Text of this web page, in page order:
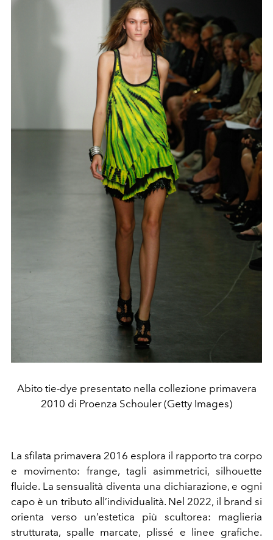
Abito tie-dye presentato nella collezione primavera
2010 di Proenza Schouler (Getty Images)
La sfilata primavera 2016 esplora il rapporto tra corpo
e movimento: frange, tagli asimmetrici, silhouette
fluide. La sensualità diventa una dichiarazione, e ogni
capo è un tributo all’individualità. Nel 2022, il brand si
orienta verso un’estetica più scultorea: maglieria
strutturata, spalle marcate, plissé e linee grafiche.